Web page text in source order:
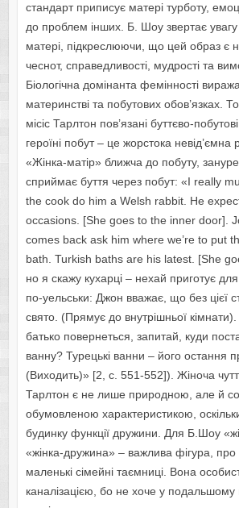
стандарт приписує матері турботу,
до проблем інших. Б. Шоу звертає увагу
матері, підкреслюючи, що цей образ є
чеснот, справедливості, мудрості та
Біологічна домінанта фемінності
материнстві та побутових обов’язках.
місіс Тарлтон пов’язані буттєво-
героїні побут – це жорстока невід’ємна
«Жінка-матір» ближча до побуту,
сприймає буття через побут: «I really
the cook do him a Welsh rabbit. He
occasions. [She goes to the inner door].
comes back ask him where we’re to put
bath. Turkish baths are his latest. [She
но я скажу кухарці – нехай приготує
по-уельськи: Джон вважає, що без цієї
свято. (Прямує до внутрішньої
батько повернеться, запитай, куди
ванну? Турецькі ванни – його остання
(Виходить)» [2, с. 551-552]). Жіноча
Тарлтон є не лише природною, але й
обумовленою характеристикою,
будинку функції дружини. Для Б.Шоу
«жінка-дружина» – важлива фігура, про
маленькі сімейні таємниці. Вона
каналізацією, бо не хоче у подальшому